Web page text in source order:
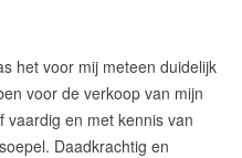
het voor mij meteen duidelijk
voor de verkoop van mijn
vaardig en met kennis van
Daadkrachtig en